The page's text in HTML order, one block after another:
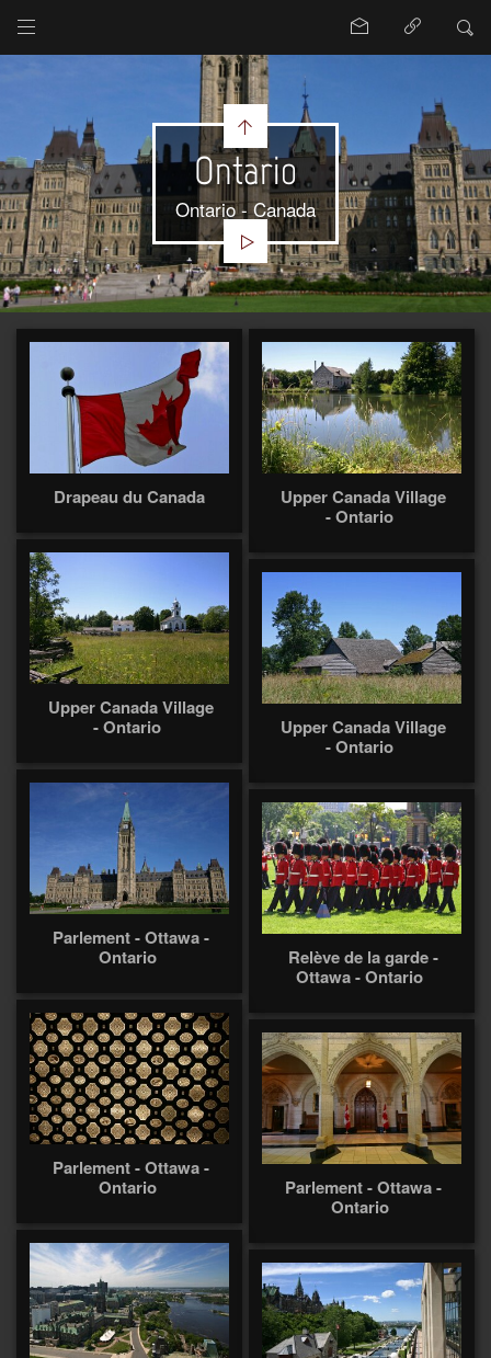
Ontario
Ontario - Canada
Drapeau du Canada
Upper Canada Village
- Ontario
Upper Canada Village
- Ontario
Upper Canada Village
- Ontario
Parlement - Ottawa -
Ontario
Relève de la garde -
Ottawa - Ontario
Parlement - Ottawa -
Ontario
Parlement - Ottawa -
Ontario